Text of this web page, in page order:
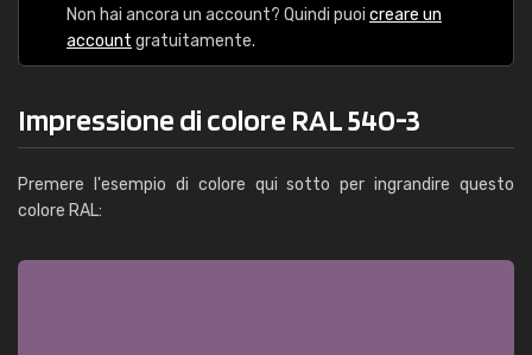
Non hai ancora un account? Quindi puoi creare un
account gratuitamente.
Impressione di colore RAL 540-3
Premere l'esempio di colore qui sotto per ingrandire questo
colore RAL: